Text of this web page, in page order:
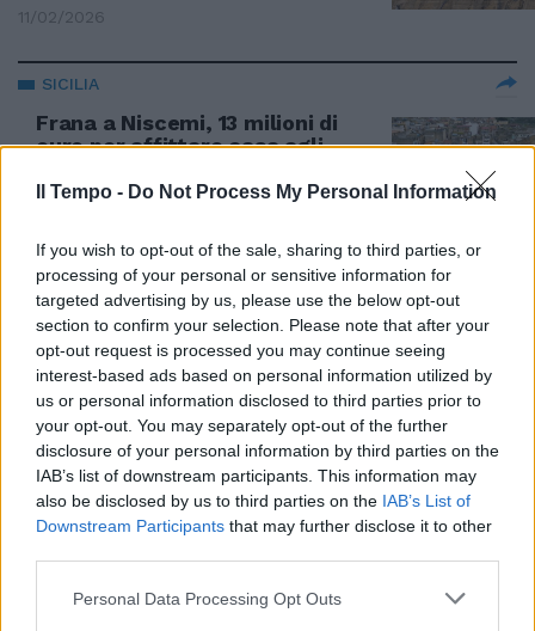
Il Tempo - Do Not Process My Personal Information
If you wish to opt-out of the sale, sharing to third parties, or
processing of your personal or sensitive information for
targeted advertising by us, please use the below opt-out
section to confirm your selection. Please note that after your
opt-out request is processed you may continue seeing
interest-based ads based on personal information utilized by
us or personal information disclosed to third parties prior to
your opt-out. You may separately opt-out of the further
disclosure of your personal information by third parties on the
IAB’s list of downstream participants. This information may
also be disclosed by us to third parties on the IAB’s List of
Downstream Participants that may further disclose it to other
Personal Data Processing Opt Outs
11/02/2026
SICILIA
Frana a Niscemi, 13 milioni di
euro per affittare casa agli
03/02/2026
EMERGENZA
Niscemi, la frana si muove:
palazzina di tre piani crolla nel
precipizio
31/01/2026
RICOSTRUZIONE
Niscemi, Meloni: "Indennizzi
subito". Lo Svimez: "Usiamo 1,2